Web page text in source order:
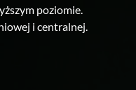
poziomie.
i centralnej.